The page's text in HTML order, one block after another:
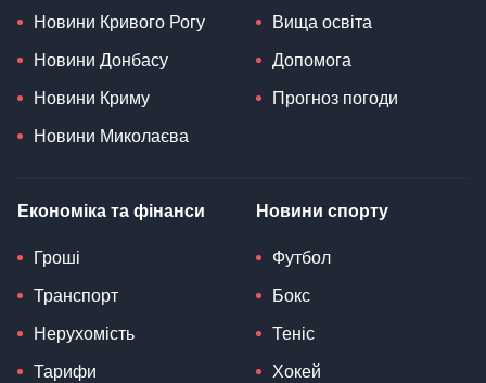
Новини Кривого Рогу
Новини Донбасу
Новини Криму
Новини Миколаєва
Вища освіта
Допомога
Прогноз погоди
Економіка та фінанси
Гроші
Транспорт
Нерухомість
Тарифи
Новини спорту
Футбол
Бокс
Теніс
Хокей